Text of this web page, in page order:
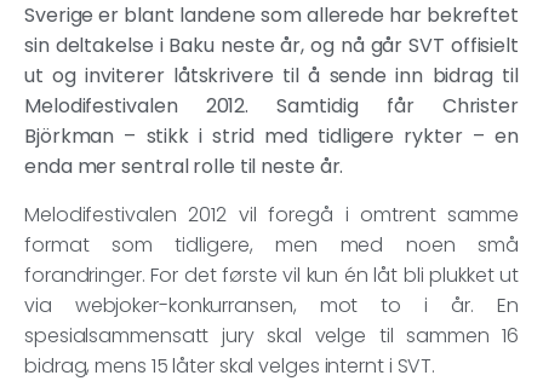
Sverige er blant landene som allerede har bekreftet
sin deltakelse i Baku neste år, og nå går SVT offisielt
ut og inviterer låtskrivere til å sende inn bidrag til
Melodifestivalen 2012. Samtidig får Christer
Björkman – stikk i strid med tidligere rykter – en
enda mer sentral rolle til neste år.
Melodifestivalen 2012 vil foregå i omtrent samme
format som tidligere, men med noen små
forandringer. For det første vil kun én låt bli plukket ut
via webjoker-konkurransen, mot to i år. En
spesialsammensatt jury skal velge til sammen 16
bidrag, mens 15 låter skal velges internt i SVT.